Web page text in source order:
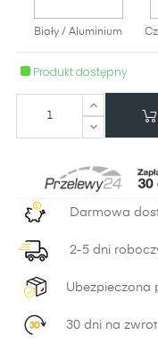
Biały / Aluminium
Produkt dostępny
Darmowa
2-5 dni
Ubezpieczona
30 dni na zwrot